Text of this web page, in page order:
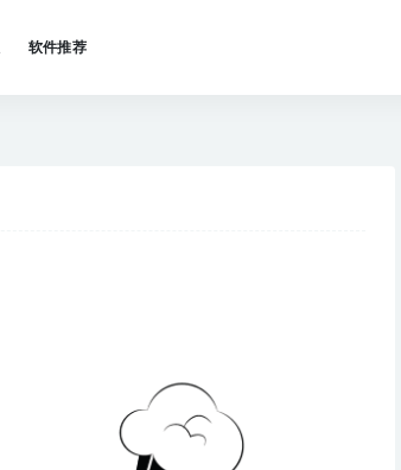
软件推荐